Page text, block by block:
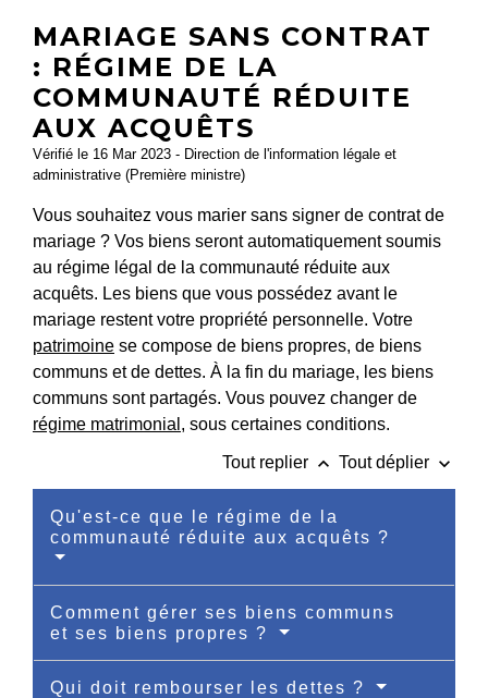
MARIAGE SANS CONTRAT
: RÉGIME DE LA
COMMUNAUTÉ RÉDUITE
AUX ACQUÊTS
Vérifié le 16 Mar 2023 - Direction de l'information légale et
administrative (Première ministre)
Vous souhaitez vous marier sans signer de contrat de
mariage ? Vos biens seront automatiquement soumis
au régime légal de la communauté réduite aux
acquêts. Les biens que vous possédez avant le
mariage restent votre propriété personnelle. Votre
patrimoine se compose de biens propres, de biens
communs et de dettes. À la fin du mariage, les biens
communs sont partagés. Vous pouvez changer de
régime matrimonial , sous certaines conditions.
Tout replier keyboard_arrow_up Tout déplier keyboard_arrow_down
Qu'est-ce que le régime de la
communauté réduite aux acquêts ?
Comment gérer ses biens communs
et ses biens propres ?
Qui doit rembourser les dettes ?